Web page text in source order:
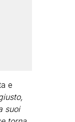
e
suoi